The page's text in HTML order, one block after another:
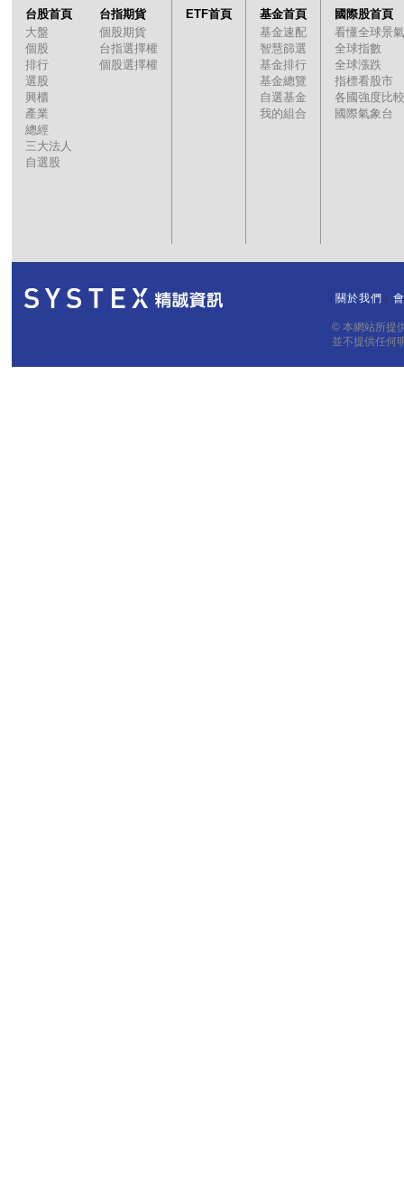
台股首頁
大盤
個股
排行
選股
興櫃
產業
總經
三大法人
自選股
台指期貨
個股期貨
台指選擇權
個股選擇權
ETF首頁
基金首頁
基金速配
智慧篩選
基金排行
基金總覽
自選基金
我的組合
國際股首頁
看懂全球景氣
全球指數
全球漲跌
指標看股市
各國強度比較
國際氣象台
關於我們
© 本網站所提
並不提供任何